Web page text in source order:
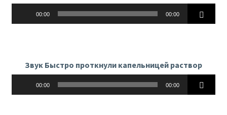
00:00 00:00
Звук Быстро проткнули капельницей раствор
00:00 00:00